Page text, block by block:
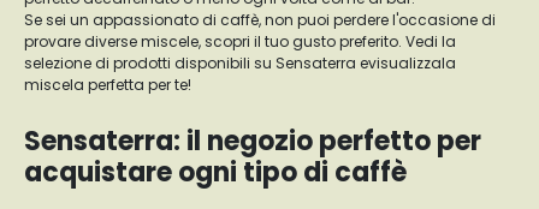
Se sei un appassionato di caffè, non puoi perdere l'occasione di
provare diverse miscele, scopri il tuo gusto preferito. Vedi la
selezione di prodotti disponibili su Sensaterra evisualizzala
miscela perfetta per te!
Sensaterra: il negozio perfetto per
acquistare ogni tipo di caffè